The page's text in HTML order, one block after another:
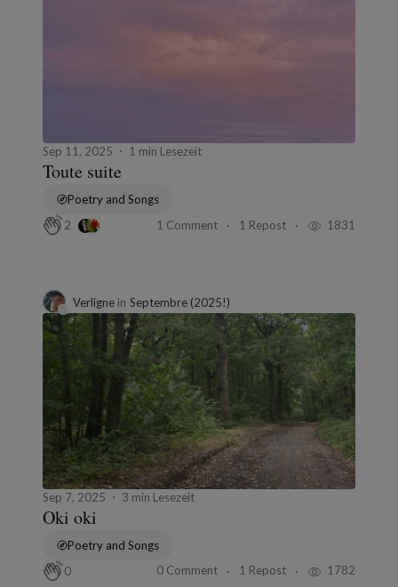
Sep 11, 2025 1 min Lesezeit
Toute suite
Poetry and Songs
2
1 Comment 1 Repost 1831
Verligne in Septembre (2025!)
Sep 7, 2025 3 min Lesezeit
Oki oki
Poetry and Songs
0
0 Comment 1 Repost 1782